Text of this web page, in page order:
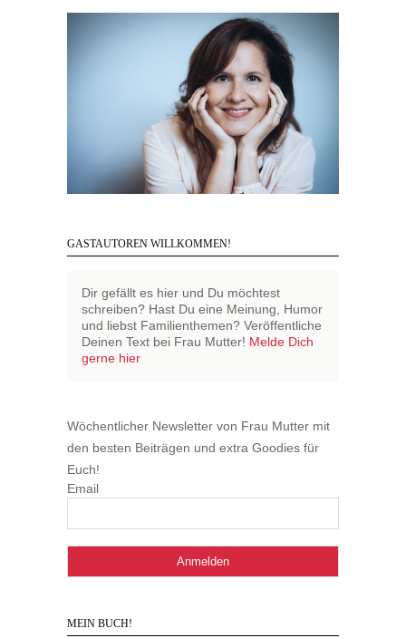
GASTAUTOREN WILLKOMMEN!
Dir gefällt es hier und Du möchtest
schreiben? Hast Du eine Meinung, Humor
und liebst Familienthemen? Veröffentliche
Deinen Text bei Frau Mutter! Melde Dich
gerne hier
Wöchentlicher Newsletter von Frau Mutter mit
den besten Beiträgen und extra Goodies für
Euch!
Email
MEIN BUCH!